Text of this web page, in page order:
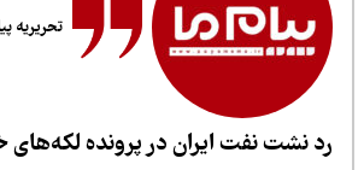
تحریریه پیام ما
نشت نفت ایران در پرونده لکه‌های خارک